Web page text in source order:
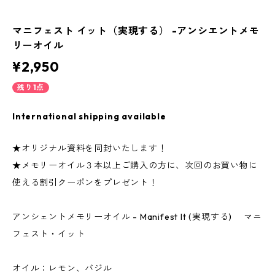
マニフェスト イット（実現する） -アンシエントメモ
リーオイル
¥2,950
残り1点
International shipping available
★オリジナル資料を同封いたします！
★メモリーオイル３本以上ご購入の方に、次回のお買い物に
使える割引クーポンをプレゼント！
アンシェントメモリーオイル - Manifest It (実現する) マニ
フェスト・イット
オイル：レモン、バジル